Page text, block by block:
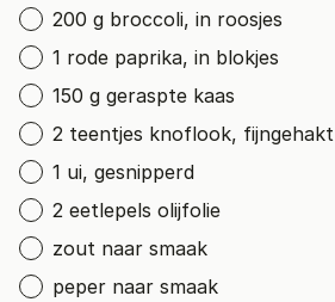
200 g broccoli, in roosjes
1 rode paprika, in blokjes
150 g geraspte kaas
2 teentjes knoflook, fijngehakt
1 ui, gesnipperd
2 eetlepels olijfolie
zout naar smaak
peper naar smaak